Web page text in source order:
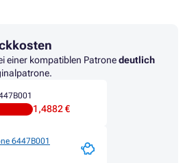
MG5550
MG5650
MG6300
MG6350
MG6650
MG7100 SERIES
MG7120
einer kompatiblen Patronedeutlich
1,4882 €
6447B001